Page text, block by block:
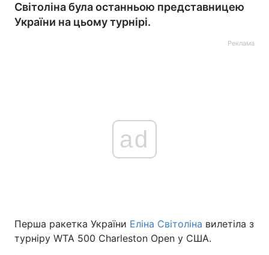
Світоліна була останньою представницею
України на цьому турнірі.
Реклама
ad
Перша ракетка України Еліна Світоліна вилетіла з
турніру WTA 500 Сharleston Open у США.